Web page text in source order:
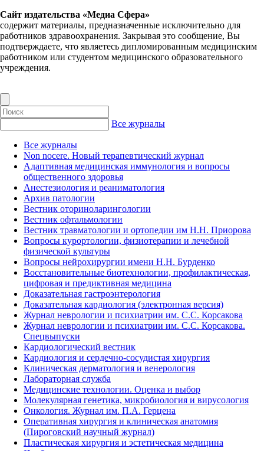
Сайт издательства «Медиа Сфера»
содержит материалы, предназначенные исключительно для
работников здравоохранения. Закрывая это сообщение, Вы
подтверждаете, что являетесь дипломированным медицинским
работником или студентом медицинского образовательного
учреждения.
Все журналы
Все журналы
Non nocere. Новый терапевтический журнал
Адаптивная медицинская иммунология и вопросы
общественного здоровья
Анестезиология и реаниматология
Архив патологии
Вестник оториноларингологии
Вестник офтальмологии
Вестник травматологии и ортопедии им Н.Н. Приорова
Вопросы курортологии, физиотерапии и лечебной
физической культуры
Вопросы нейрохирургии имени Н.Н. Бурденко
Восстановительные биотехнологии, профилактическая,
цифровая и предиктивная медицина
Доказательная гастроэнтерология
Доказательная кардиология (электронная версия)
Журнал неврологии и психиатрии им. С.С. Корсакова
Журнал неврологии и психиатрии им. С.С. Корсакова.
Спецвыпуски
Кардиологический вестник
Кардиология и сердечно-сосудистая хирургия
Клиническая дерматология и венерология
Лабораторная служба
Медицинские технологии. Оценка и выбор
Молекулярная генетика, микробиология и вирусология
Онкология. Журнал им. П.А. Герцена
Оперативная хирургия и клиническая анатомия
(Пироговский научный журнал)
Пластическая хирургия и эстетическая медицина